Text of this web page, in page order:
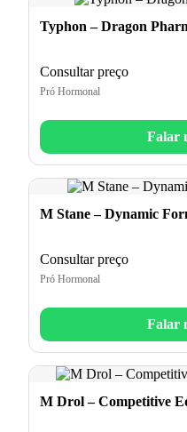
Typhon – Dragon
Consultar preço
Pró Hormonal
Falar
M Stane – Dynamic
Consultar preço
Pró Hormonal
Falar
M Drol – Competitive